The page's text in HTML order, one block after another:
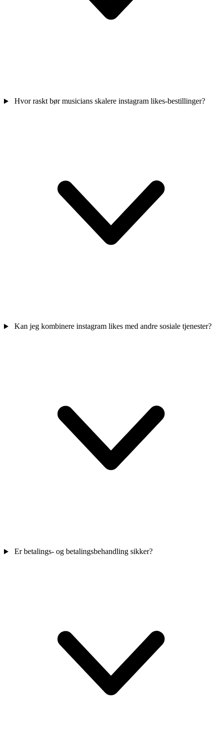
Hvor raskt bør musicians skalere instagram likes-bestillinger?
Kan jeg kombinere instagram likes med andre sosiale tjenester?
Er betalings- og betalingsbehandling sikker?